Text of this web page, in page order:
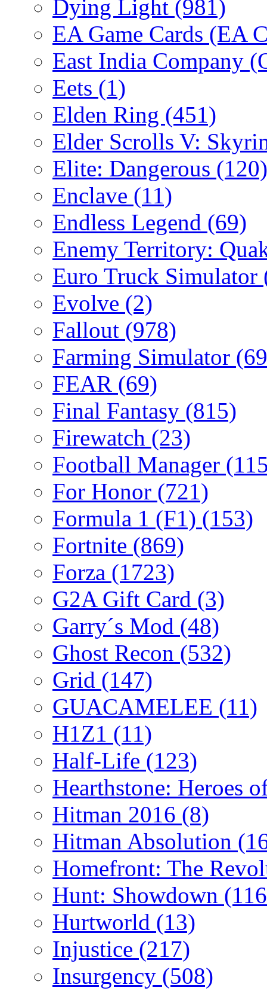
Dying Light (981)
EA Game Cards (EA
East India Company
Eets (1)
Elden Ring (451)
Elder Scrolls V:
Elite: Dangerous (120)
Enclave (11)
Endless Legend (69)
Enemy Territory:
Euro Truck Simulator
Evolve (2)
Fallout (978)
Farming Simulator
FEAR (69)
Final Fantasy (815)
Firewatch (23)
Football Manager
For Honor (721)
Formula 1 (F1) (153)
Fortnite (869)
Forza (1723)
G2A Gift Card (3)
Garry´s Mod (48)
Ghost Recon (532)
Grid (147)
GUACAMELEE (11)
H1Z1 (11)
Half-Life (123)
Hearthstone: Heroes
Hitman 2016 (8)
Hitman Absolution
Homefront: The
Hunt: Showdown
Hurtworld (13)
Injustice (217)
Insurgency (508)